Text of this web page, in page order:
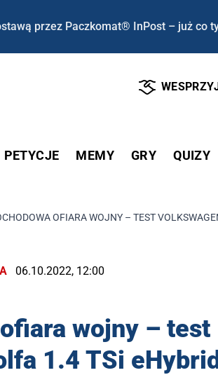
przez Paczkomat® InPost – już co
PETYCJE MEMY GRY QUIZY
OFIARA WOJNY – TEST
06.10.2022, 12:00
wojny – test
1.4 TSi eHybrid